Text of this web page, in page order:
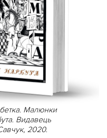
Малюнки
Видавець
2020.